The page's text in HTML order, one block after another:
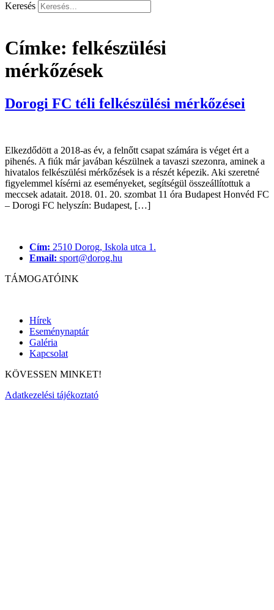
Keresés
Címke: felkészülési
mérkőzések
Dorogi FC téli felkészülési mérkőzései
Elkezdődött a 2018-as év, a felnőtt csapat számára is véget ért a
pihenés. A fiúk már javában készülnek a tavaszi szezonra, aminek a
hivatalos felkészülési mérkőzések is a részét képezik. Aki szeretné
figyelemmel kísérni az eseményeket, segítségül összeállítottuk a
meccsek adatait. 2018. 01. 20. szombat 11 óra Budapest Honvéd FC
– Dorogi FC helyszín: Budapest, […]
Cím: 2510 Dorog, Iskola utca 1.
Email: sport@dorog.hu
TÁMOGATÓINK
Hírek
Eseménynaptár
Galéria
Kapcsolat
KÖVESSEN MINKET!
Adatkezelési tájékoztató